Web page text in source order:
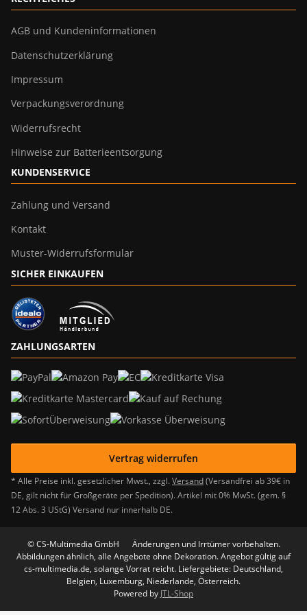
AGB und Kundeninformationen
Datenschutzerklärung
Impressum
Verpackungsverordnung
Widerrufsrecht
Hinweise zur Batterieentsorgung
KUNDENSERVICE
Zahlung und Versand
Kontakt
Muster-Widerrufsformular
SICHER EINKAUFEN
ZAHLUNGSARTEN
Vertrag widerrufen
* Alle Preise inkl. gesetzlicher Mwst., zzgl.Versand(Versandfrei ab 39€ in
DE, gilt nicht für Großgeräte per Spedition). Artikel mit 0% MwSt. (gem. §
12 Abs. 3 UStG) Versand nur innerhalb DE.
© CS-Multimedia GmbH
Änderungen und Irrtümer vorbehalten.
Abbildungen ähnlich, alle Angebote ohne Dekoration. Angebot gültig auf
cs-multimedia.de, solange Vorrat reicht. Liefergebiete: Deutschland,
Belgien, Luxemburg, Niederlande, Österreich.
Powered by JTL-Shop